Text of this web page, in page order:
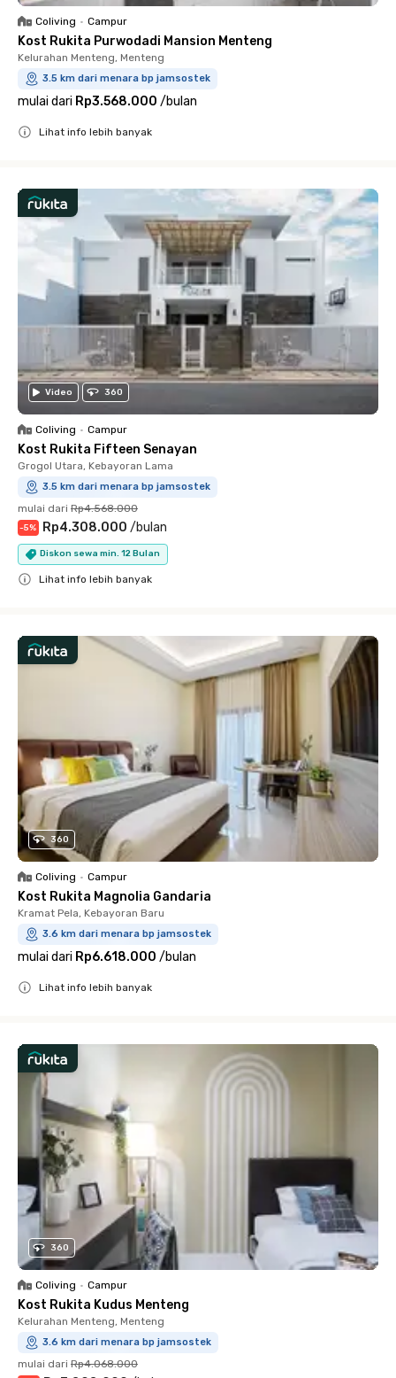
Coliving • Campur
Kost Rukita Purwodadi Mansion Menteng
Kelurahan Menteng, Menteng
3.5 km dari menara bp jamsostek
mulai dari Rp3.568.000 /bulan
Lihat info lebih banyak
Video 360
Coliving • Campur
Kost Rukita Fifteen Senayan
Grogol Utara, Kebayoran Lama
3.5 km dari menara bp jamsostek
mulai dari Rp4.568.000
-5% Rp4.308.000 /bulan
Diskon sewa min. 12 Bulan
Lihat info lebih banyak
360
Coliving • Campur
Kost Rukita Magnolia Gandaria
Kramat Pela, Kebayoran Baru
3.6 km dari menara bp jamsostek
mulai dari Rp6.618.000 /bulan
Lihat info lebih banyak
360
Coliving • Campur
Kost Rukita Kudus Menteng
Kelurahan Menteng, Menteng
3.6 km dari menara bp jamsostek
mulai dari Rp4.068.000